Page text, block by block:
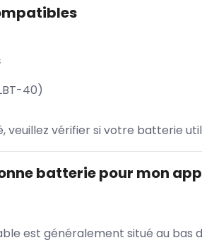
40)
veuillez vérifier si votre batterie
batterie pour mon
est généralement situé au bas